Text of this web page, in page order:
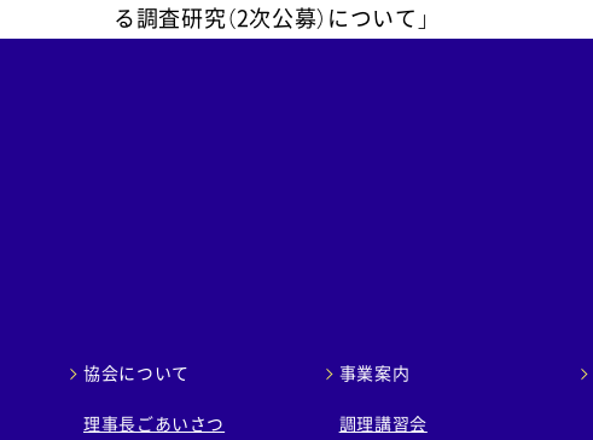
る調査研究（2次公募）について」
協会について
理事長ごあいさつ
事業案内
調理講習会